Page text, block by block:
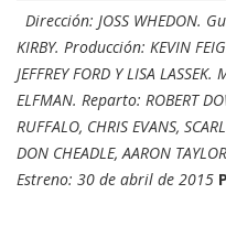
Dirección: JOSS WHEDON.
KIRBY. Producción: KEVIN
JEFFREY FORD Y LISA
ELFMAN. Reparto: ROBERT
RUFFALO, CHRIS EVANS,
DON CHEADLE, AARON
Estreno: 30 de abril de 2015